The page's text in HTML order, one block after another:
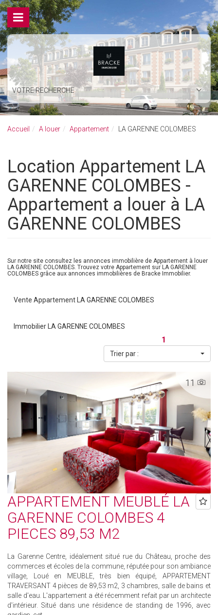
VOTRE RECHERCHE
Accueil A louer Appartement LA GARENNE COLOMBES
Location Appartement LA
GARENNE COLOMBES -
Appartement a louer à LA
GARENNE COLOMBES
Sur notre site consultez les annonces immobilière de Appartement à louer
LA GARENNE COLOMBES. Trouvez votre Appartement sur LA GARENNE
COLOMBES grâce aux annonces immobilières de Bracke Immobilier.
Vente Appartement LA GARENNE COLOMBES
Immobilier LA GARENNE COLOMBES
1
Trier par :
11
APPARTEMENT MEUBLÉ LA
GARENNE COLOMBES 4
PIECES 89,53 M2
La Garenne Centre, idéalement situé rue du Château, proche des
commerces et écoles de la commune, réputée pour son ambiance
village, Loué en MEUBLE, très bien équipé, APPARTEMENT
TRAVERSANT 4 pièces de 89,53 m2, 3 chambres, salle de bains et
salle d'eau. L'appartement a été récemment refait par un architecte
d'intérieur. Situé dans une résidence de standing de 1996, avec